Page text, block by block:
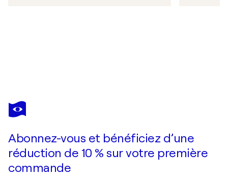
Abonnez-vous et bénéficiez d’une
réduction de 10 % sur votre première
commande